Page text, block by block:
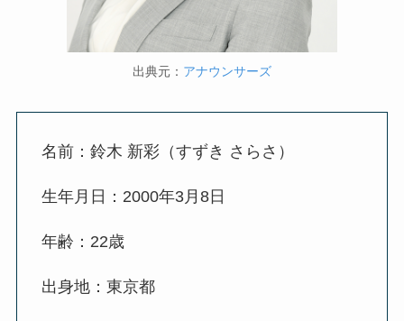
出典元： アナウンサーズ
名前：鈴木 新彩（すずき さらさ）
生年月日：2000年3月8日
年齢：22歳
出身地：東京都